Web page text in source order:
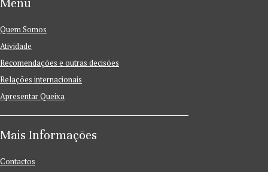
Menu
Quem Somos
Atividade
Recomendações e outras decisões
Relações internacionais
Apresentar Queixa
Mais Informações
Contactos